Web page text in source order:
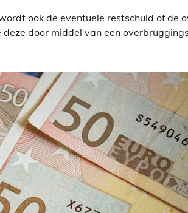
ook de eventuele restschuld of de
door middel van een